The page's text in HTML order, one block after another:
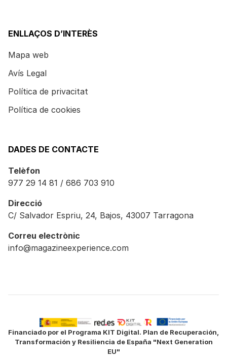
ENLLAÇOS D’INTERÈS
Mapa web
Avís Legal
Política de privacitat
Política de cookies
DADES DE CONTACTE
Telèfon
977 29 14 81 / 686 703 910
Direcció
C/ Salvador Espriu, 24, Bajos, 43007 Tarragona
Correu electrònic
info@magazineexperience.com
Financiado por el Programa KIT Digital. Plan de Recuperación,
Transformación y Resiliencia de España "Next Generation
EU"